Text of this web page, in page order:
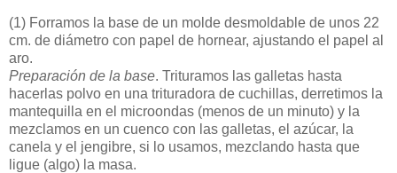
(1) Forramos la base de un molde desmoldable de unos 22
cm. de diámetro con papel de hornear, ajustando el papel al
aro.
Preparación de la base. Trituramos las galletas hasta
hacerlas polvo en una trituradora de cuchillas, derretimos la
mantequilla en el microondas (menos de un minuto) y la
mezclamos en un cuenco con las galletas, el azúcar, la
canela y el jengibre, si lo usamos, mezclando hasta que
ligue (algo) la masa.